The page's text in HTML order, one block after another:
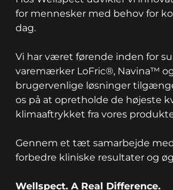
for mennesker med behov for
dag.
Vi har været førende inden for
varemærker LoFric®, Navina™
brugervenlige løsninger
os på at opretholde de højeste
klimaaftrykket fra vores
Gennem et tæt samarbejde
forbedre kliniske resultater og
Wellspect. A Real Difference.